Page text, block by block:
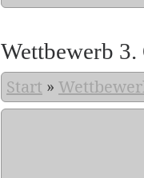
Wettbewerb
Start »